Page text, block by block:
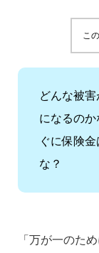
こ
どんな被
になるの
ぐに保険
な？
「万が一のた